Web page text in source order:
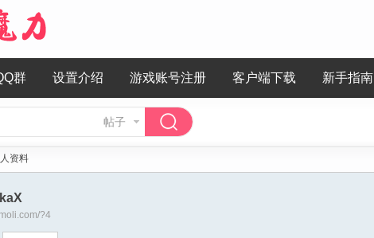
群 设置介绍 游戏账号注册 客户端下载 新手指南
帖子
资料
?4